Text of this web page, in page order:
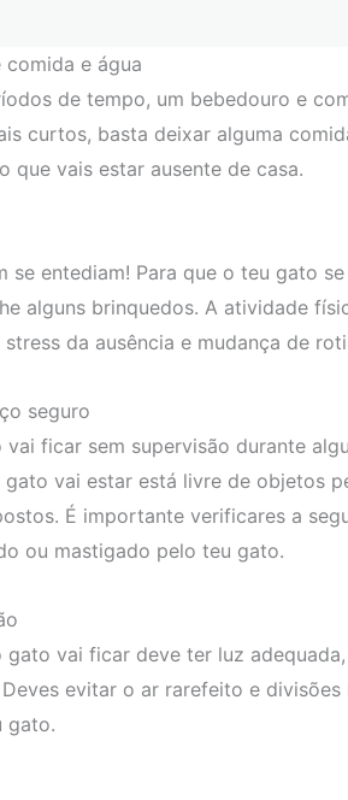
comida e água
de tempo, um bebedouro e
curtos, basta deixar alguma
que vais estar ausente de casa.
se entediam! Para que o teu gato
alguns brinquedos. A atividade
da ausência e mudança de
seguro
vai ficar sem supervisão durante
vai estar está livre de objetos
É importante verificares a
ou mastigado pelo teu gato.
gato vai ficar deve ter luz
evitar o ar rarefeito e
gato.